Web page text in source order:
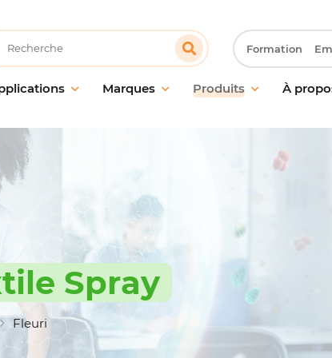
de
restauration
Marques
AllerClean
PolVita
PolBio
EchoClean
Caps
Vikan
Produits
Nettoyage probiotique
Désinfection
Traitement des odeurs
Hygiène des mains
Matériel de nettoyage et
À
Notre engagement
Notre approche client
Travailler chez Pollet
Formation
Spray
Fleuri